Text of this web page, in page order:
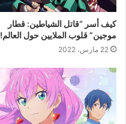
كيف أسر “قاتل الشياطين: قطار
موجين” قلوب الملايين حول العالم!
22 مارس، 2022